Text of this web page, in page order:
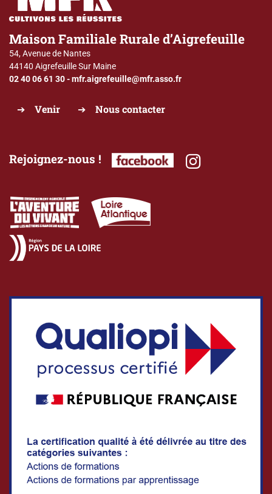
Maison Familiale Rurale d’Aigrefeuille
54, Avenue de Nantes
44140 Aigrefeuille Sur Maine
02 40 06 61 30-mfr.aigrefeuille@mfr.asso.fr
Venir Nous contacter
Rejoignez-nous !